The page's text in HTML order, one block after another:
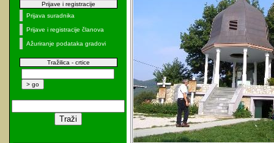
Prijave i registracije
Prijava suradnika
Prijave i registracije članova
Ažuriranje podataka gradovi
Tražilica - crtice